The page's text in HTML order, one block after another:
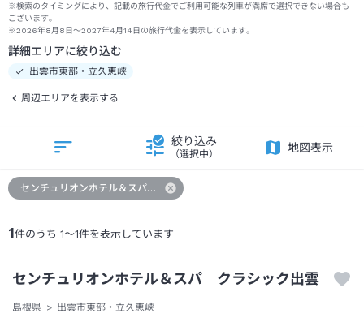
※検索のタイミングにより、記載の旅行代金でご利用可能な列車が満席で選択できない場合も
ございます。
※2026年8月8日～2027年4月14日の旅行代金を表示しています。
詳細エリアに絞り込む
出雲市東部・立久恵峡
周辺エリアを表示する
1件のうち 1～1件を表示しています
絞り込み
（選択中）
地図表示
センチュリオンホテル＆スパ クラシック出雲
センチュリオンホテル＆スパ クラシック出雲
島根県
出雲市東部・立久恵峡